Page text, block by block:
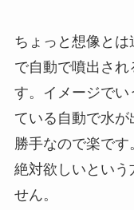
ちょっと想像と
で自動で噴出され
す。イメージで
ている自動で水
勝手なので楽で
絶対欲しいという
せん。